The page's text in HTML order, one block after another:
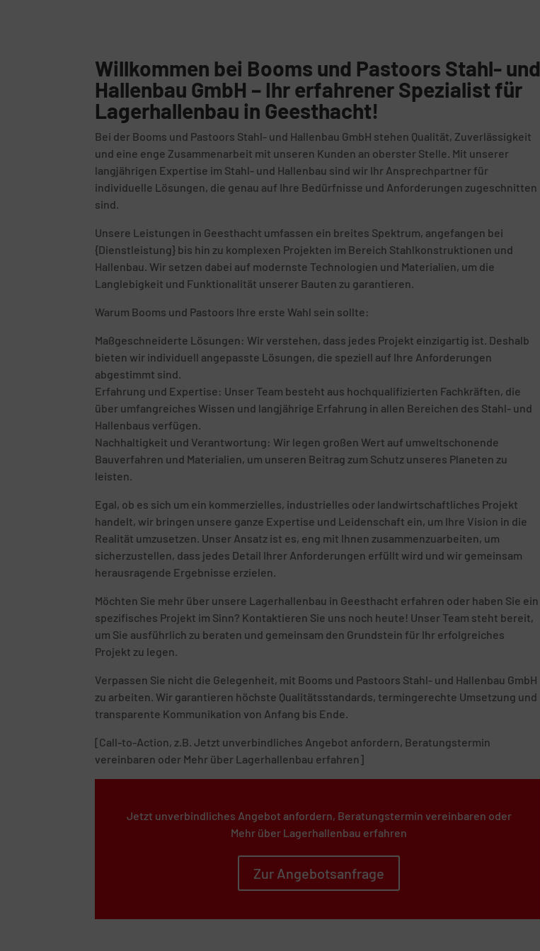
Willkommen bei Booms und Pastoors Stahl- und
Hallenbau GmbH – Ihr erfahrener Spezialist für
Lagerhallenbau in Geesthacht!
Bei der Booms und Pastoors Stahl- und Hallenbau GmbH stehen Qualität, Zuverlässigkeit
und eine enge Zusammenarbeit mit unseren Kunden an oberster Stelle. Mit unserer
langjährigen Expertise im Stahl- und Hallenbau sind wir Ihr Ansprechpartner für
individuelle Lösungen, die genau auf Ihre Bedürfnisse und Anforderungen zugeschnitten
sind.
Unsere Leistungen in Geesthacht umfassen ein breites Spektrum, angefangen bei
{Dienstleistung} bis hin zu komplexen Projekten im Bereich Stahlkonstruktionen und
Hallenbau. Wir setzen dabei auf modernste Technologien und Materialien, um die
Langlebigkeit und Funktionalität unserer Bauten zu garantieren.
Warum Booms und Pastoors Ihre erste Wahl sein sollte:
Maßgeschneiderte Lösungen: Wir verstehen, dass jedes Projekt einzigartig ist. Deshalb
bieten wir individuell angepasste Lösungen, die speziell auf Ihre Anforderungen
abgestimmt sind.
Erfahrung und Expertise: Unser Team besteht aus hochqualifizierten Fachkräften, die
über umfangreiches Wissen und langjährige Erfahrung in allen Bereichen des Stahl- und
Hallenbaus verfügen.
Nachhaltigkeit und Verantwortung: Wir legen großen Wert auf umweltschonende
Bauverfahren und Materialien, um unseren Beitrag zum Schutz unseres Planeten zu
leisten.
Egal, ob es sich um ein kommerzielles, industrielles oder landwirtschaftliches Projekt
handelt, wir bringen unsere ganze Expertise und Leidenschaft ein, um Ihre Vision in die
Realität umzusetzen. Unser Ansatz ist es, eng mit Ihnen zusammenzuarbeiten, um
sicherzustellen, dass jedes Detail Ihrer Anforderungen erfüllt wird und wir gemeinsam
herausragende Ergebnisse erzielen.
Möchten Sie mehr über unsere Lagerhallenbau in Geesthacht erfahren oder haben Sie ein
spezifisches Projekt im Sinn? Kontaktieren Sie uns noch heute! Unser Team steht bereit,
um Sie ausführlich zu beraten und gemeinsam den Grundstein für Ihr erfolgreiches
Projekt zu legen.
Verpassen Sie nicht die Gelegenheit, mit Booms und Pastoors Stahl- und Hallenbau GmbH
zu arbeiten. Wir garantieren höchste Qualitätsstandards, termingerechte Umsetzung und
transparente Kommunikation von Anfang bis Ende.
[Call-to-Action, z.B. Jetzt unverbindliches Angebot anfordern, Beratungstermin
vereinbaren oder Mehr über Lagerhallenbau erfahren]
Jetzt unverbindliches Angebot anfordern, Beratungstermin vereinbaren oder
Mehr über Lagerhallenbau erfahren
Zur Angebotsanfrage